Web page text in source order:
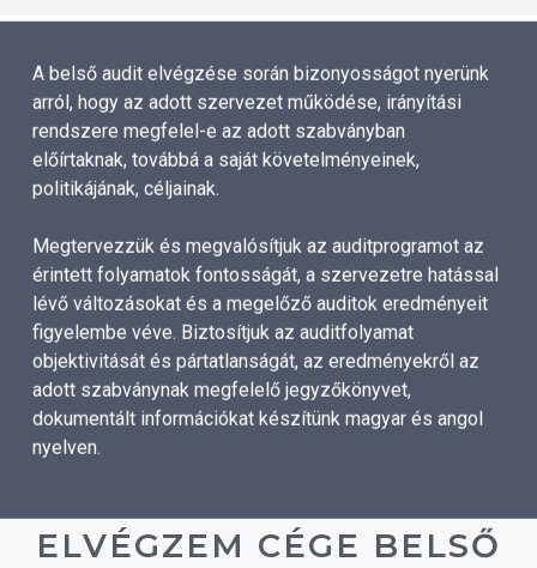
arról, hogy az adott szervezet működése, irányítási
rendszere megfelel-e az adott szabványban
előírtaknak, továbbá a saját követelményeinek,
politikájának, céljainak.
érintett folyamatok fontosságát, a szervezetre hatással
lévő változásokat és a megelőző auditok eredményeit
figyelembe véve. Biztosítjuk az auditfolyamat
objektivitását és pártatlanságát, az eredményekről az
adott szabványnak megfelelő jegyzőkönyvet,
dokumentált információkat készítünk magyar és angol
nyelven.
ELVÉGZEM CÉGE BELSŐ